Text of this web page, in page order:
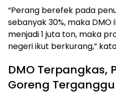
“Perang berefek pada
sebanyak 30%, maka DMO
menjadi 1 juta ton, maka
negeri ikut berkurang,”
DMO Terpangkas,
Goreng Terganggu